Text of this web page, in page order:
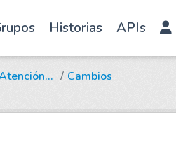
Historias APIs
Cambios